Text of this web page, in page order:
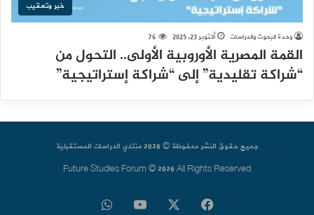
خبر وتعقيب
وحدة البحوث والدراسات أكتوبر 23, 2025 76
القمة المصرية الأوروبية الأولى.. التحول من
“شراكة تقليدية” إلى “شراكة إستراتيجية”
جميع حقوق النشر محفوظة © 2026 منتدي الدراسات المستقبلية
Future Studies Forum © 2026 All Rights Reserved
فيسبوك ‫YouTube